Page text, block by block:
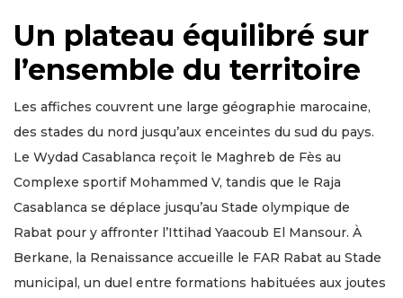
Un plateau équilibré sur
l’ensemble du territoire
Les affiches couvrent une large géographie marocaine,
des stades du nord jusqu’aux enceintes du sud du pays.
Le Wydad Casablanca reçoit le Maghreb de Fès au
Complexe sportif Mohammed V, tandis que le Raja
Casablanca se déplace jusqu’au Stade olympique de
Rabat pour y affronter l’Ittihad Yaacoub El Mansour. À
Berkane, la Renaissance accueille le FAR Rabat au Stade
municipal, un duel entre formations habituées aux joutes